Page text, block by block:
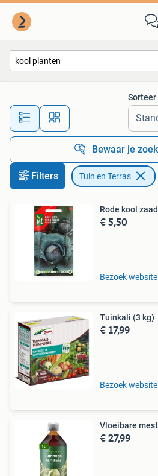
Alle afstanden…
Sorteer
Bewaar je
Filters Tuin en Terras
€ 5,50
Bezoek website
Tuinkali (3 kg)
€ 17,99
Bezoek website
Vloeibare
€ 27,99